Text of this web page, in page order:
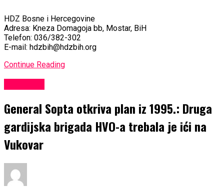
HDZ Bosne i Hercegovine
Adresa: Kneza Domagoja bb, Mostar, BiH
Telefon: 036/382-302
E-mail: hdzbih@hdzbih.org
Continue Reading
General Sopta otkriva plan iz 1995.: Druga
gardijska brigada HVO-a trebala je ići na
Vukovar